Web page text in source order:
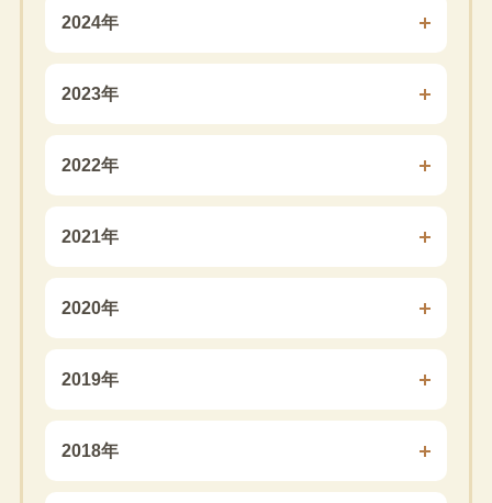
2024年
2023年
2022年
2021年
2020年
2019年
2018年